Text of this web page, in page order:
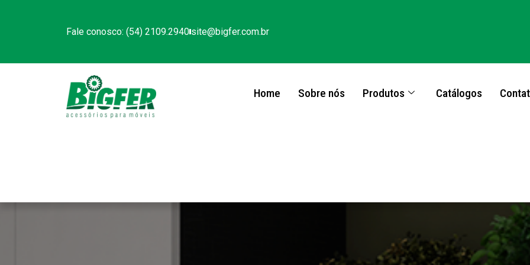
Fale conosco: (54) 2109.2940site@bigfer.com.br
Home Sobre nós Produtos Catálogos